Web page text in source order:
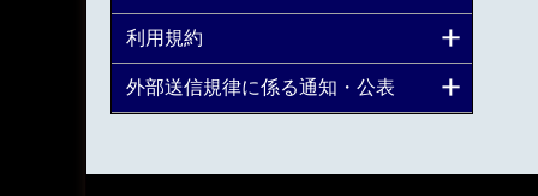
利用規約
外部送信規律に係る通知・公表